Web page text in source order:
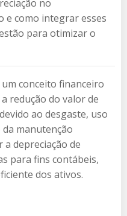
no
e como integrar esses
para otimizar o
conceito financeiro
redução do valor de
ao desgaste, uso
manutenção
depreciação de
para fins contábeis,
dos ativos.